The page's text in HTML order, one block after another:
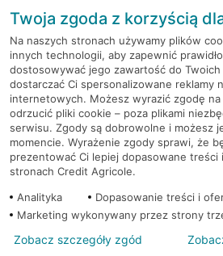
RODO
Regulamin serwisu
Mapa serwisu
PolitykaCookies
© 2026 Credit Agricole Bank Polska S.A.
Twoja zgoda z korzyścią
Na naszych stronach używamy plików
innych technologii, aby zapewnić
dostosowywać jego zawartość do
dostarczać Ci spersonalizowane reklamy
internetowych. Możesz wyrazić zgodę
odrzucić pliki cookie – poza plikami
serwisu. Zgody są dobrowolne i możesz
momencie. Wyrażenie zgody sprawi, że
prezentować Ci lepiej dopasowane
stronach Credit Agricole.
Analityka
Dopasowanie treści i
Marketing wykonywany przez strony
Zobacz szczegóły zgód